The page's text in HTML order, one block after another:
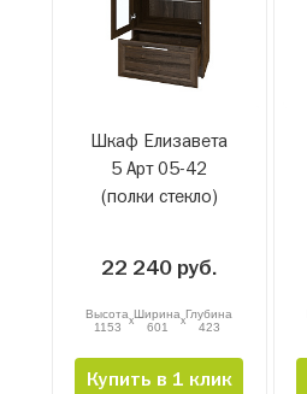
Шкаф Елизавета
5 Арт 05-42
(полки стекло)
22 240 руб.
Высота
1153
xШирина
601
xГлубина
423
Купить в 1 клик